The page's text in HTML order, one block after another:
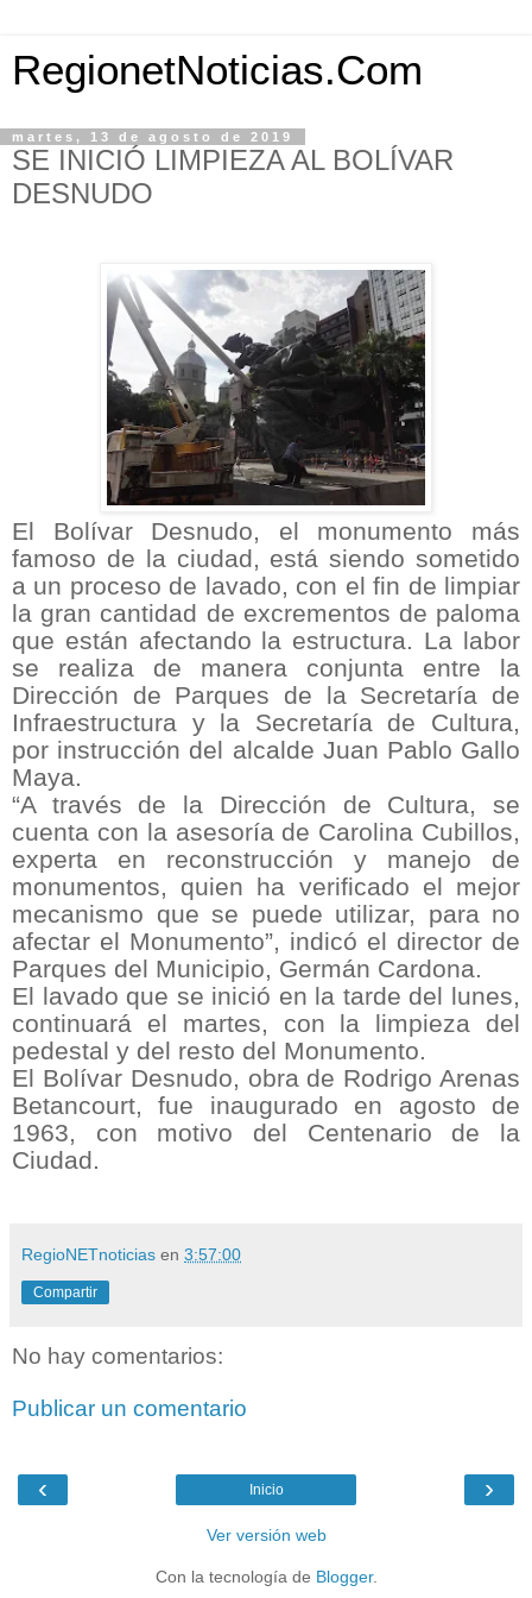
RegionetNoticias.Com
martes, 13 de agosto de 2019
SE INICIÓ LIMPIEZA AL BOLÍVAR
DESNUDO
El Bolívar Desnudo, el monumento más
famoso de la ciudad, está siendo sometido
a un proceso de lavado, con el fin de limpiar
la gran cantidad de excrementos de paloma
que están afectando la estructura. La labor
se realiza de manera conjunta entre la
Dirección de Parques de la Secretaría de
Infraestructura y la Secretaría de Cultura,
por instrucción del alcalde Juan Pablo Gallo
Maya.
“A través de la Dirección de Cultura, se
cuenta con la asesoría de Carolina Cubillos,
experta en reconstrucción y manejo de
monumentos, quien ha verificado el mejor
mecanismo que se puede utilizar, para no
afectar el Monumento”, indicó el director de
Parques del Municipio, Germán Cardona.
El lavado que se inició en la tarde del lunes,
continuará el martes, con la limpieza del
pedestal y del resto del Monumento.
El Bolívar Desnudo, obra de Rodrigo Arenas
Betancourt, fue inaugurado en agosto de
1963, con motivo del Centenario de la
Ciudad.
RegioNETnoticias en 3:57:00
Compartir
No hay comentarios:
Publicar un comentario
‹ ›
Inicio
Ver versión web
Con la tecnología de Blogger.